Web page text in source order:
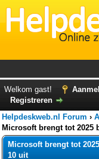
Welkom gast!
Registreren
Helpdeskweb.nl Forum ›
Microsoft brengt tot 2025
Microsoft brengt tot
10 uit